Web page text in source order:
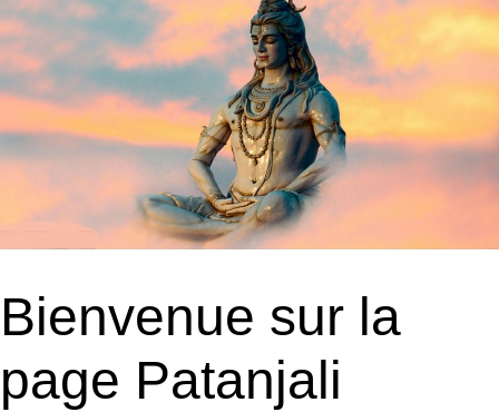
Bienvenue sur la
page Patanjali